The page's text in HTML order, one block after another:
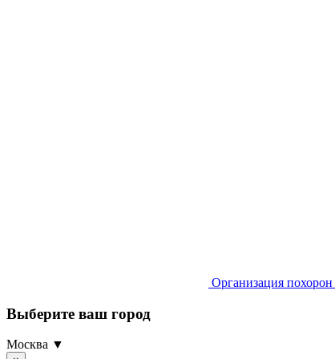
Организация похорон
Выберите ваш город
Москва ▼